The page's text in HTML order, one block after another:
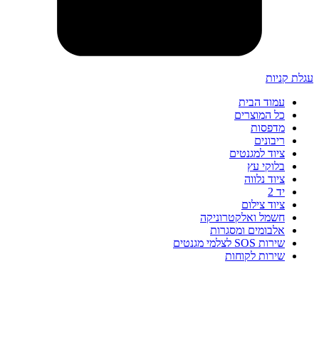
עגלת קניות
עמוד הבית
כל המוצרים
מדפסות
ריבונים
ציוד למגנטים
בלוקי עץ
ציוד נלווה
יד 2
ציוד צילום
חשמל ואלקטרוניקה
אלבומים ומסגרות
שירות SOS לצלמי מגנטים
שירות לקוחות